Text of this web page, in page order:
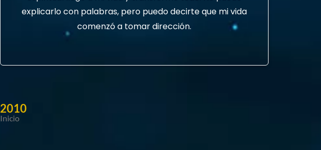
explicarlo con palabras, pero puedo decirte que mi vida
comenzó a tomar dirección.
2010
Inicio